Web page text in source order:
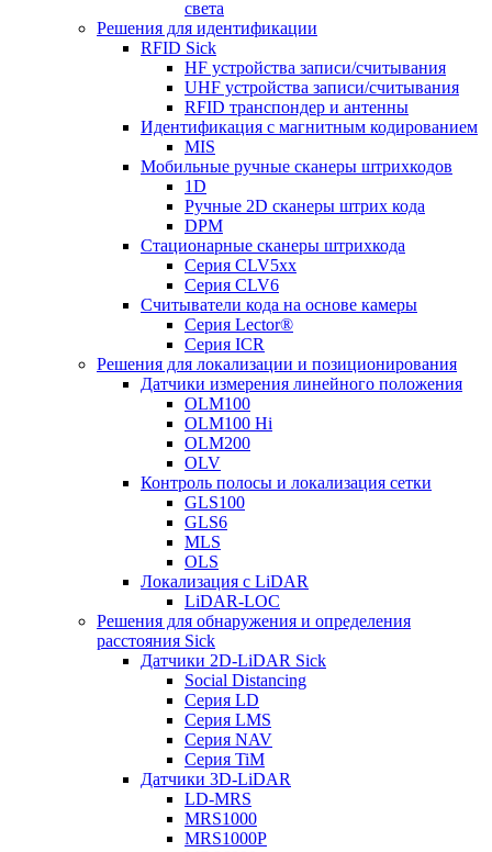
света
Решения для идентификации
RFID Sick
HF устройства записи/считывания
UHF устройства записи/считывания
RFID транспондер и антенны
Идентификация с магнитным кодированием
MIS
Мобильные ручные сканеры штрихкодов
1D
Ручные 2D сканеры штрих кода
DPM
Стационарные сканеры штрихкода
Серия CLV5xx
Серия CLV6
Считыватели кода на основе камеры
Серия Lector®
Серия ICR
Решения для локализации и позиционирования
Датчики измерения линейного положения
OLM100
OLM100 Hi
OLM200
OLV
Контроль полосы и локализация сетки
GLS100
GLS6
MLS
OLS
Локализация с LiDAR
LiDAR-LOC
Решения для обнаружения и определения
расстояния Sick
Датчики 2D-LiDAR Sick
Social Distancing
Серия LD
Серия LMS
Серия NAV
Серия TiM
Датчики 3D-LiDAR
LD-MRS
MRS1000
MRS1000P